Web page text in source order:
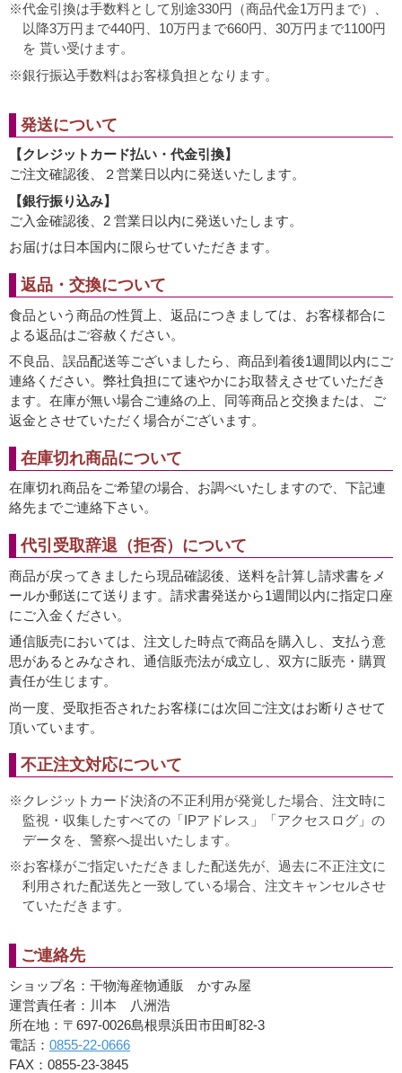
代金引換は手数料として別途330円（商品代金1万円まで）、
以降3万円まで440円、10万円まで660円、30万円まで1100円
を 貰い受けます。
銀行振込手数料はお客様負担となります。
発送について
【クレジットカード払い・代金引換】
ご注文確認後、２営業日以内に発送いたします。
【銀行振り込み】
ご入金確認後、2 営業日以内に発送いたします。
お届けは日本国内に限らせていただきます。
返品・交換について
食品という商品の性質上、返品につきましては、お客様都合に
よる返品はご容赦ください。
不良品、誤品配送等ございましたら、商品到着後1週間以内にご
連絡ください。弊社負担にて速やかにお取替えさせていただき
ます。在庫が無い場合ご連絡の上、同等商品と交換または、ご
返金とさせていただく場合がございます。
在庫切れ商品について
在庫切れ商品をご希望の場合、お調べいたしますので、下記連
絡先までご連絡下さい。
代引受取辞退（拒否）について
商品が戻ってきましたら現品確認後、送料を計算し請求書をメ
ールか郵送にて送ります。請求書発送から1週間以内に指定口座
にご入金ください。
通信販売においては、注文した時点で商品を購入し、支払う意
思があるとみなされ、通信販売法が成立し、双方に販売・購買
責任が生じます。
尚一度、受取拒否されたお客様には次回ご注文はお断りさせて
頂いています。
不正注文対応について
クレジットカード決済の不正利用が発覚した場合、注文時に
監視・収集したすべての「IPアドレス」「アクセスログ」の
データを、警察へ提出いたします。
お客様がご指定いただきました配送先が、過去に不正注文に
利用された配送先と一致している場合、注文キャンセルさせ
ていただきます。
ご連絡先
ショップ名：干物海産物通販 かすみ屋
運営責任者：川本 八洲浩
所在地：〒697-0026島根県浜田市田町82-3
電話： 0855-22-0666
FAX：0855-23-3845